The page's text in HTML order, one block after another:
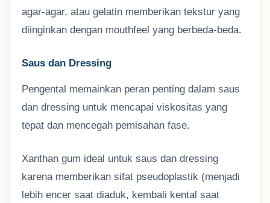
agar-agar, atau gelatin memberikan tekstur yang
diinginkan dengan mouthfeel yang berbeda-beda.
Saus dan Dressing
Pengental memainkan peran penting dalam saus
dan dressing untuk mencapai viskositas yang
tepat dan mencegah pemisahan fase.
Xanthan gum ideal untuk saus dan dressing
karena memberikan sifat pseudoplastik (menjadi
lebih encer saat diaduk, kembali kental saat